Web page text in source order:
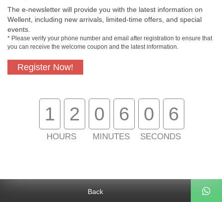
Back
Free In-Store
Official Authorized
Free Delivery for
Purchase Over
$800
Customer Support
About Us
The e-newsletter will provide you with the latest information on
Wellent, including new arrivals, limited-time offers, and special
events.
* Please verify your phone number and email after registration to ensure that
you can receive the welcome coupon and the latest information.
Register Now!
1 2
HOURS
0 6
MINUTES
0 5
SECONDS